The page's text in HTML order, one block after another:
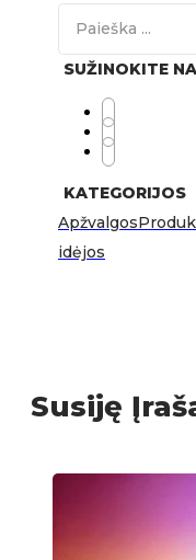
Search
SUŽINOKITE
KATEGORIJOS
Apžvalgos
idėjos
Susiję